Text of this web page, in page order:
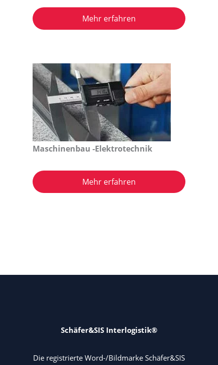
Mehr erfahren
Maschinenbau -Elektrotechnik
Mehr erfahren
Schäfer&SIS Interlogistik®
Die registrierte Word-/Bildmarke Schäfer&SIS